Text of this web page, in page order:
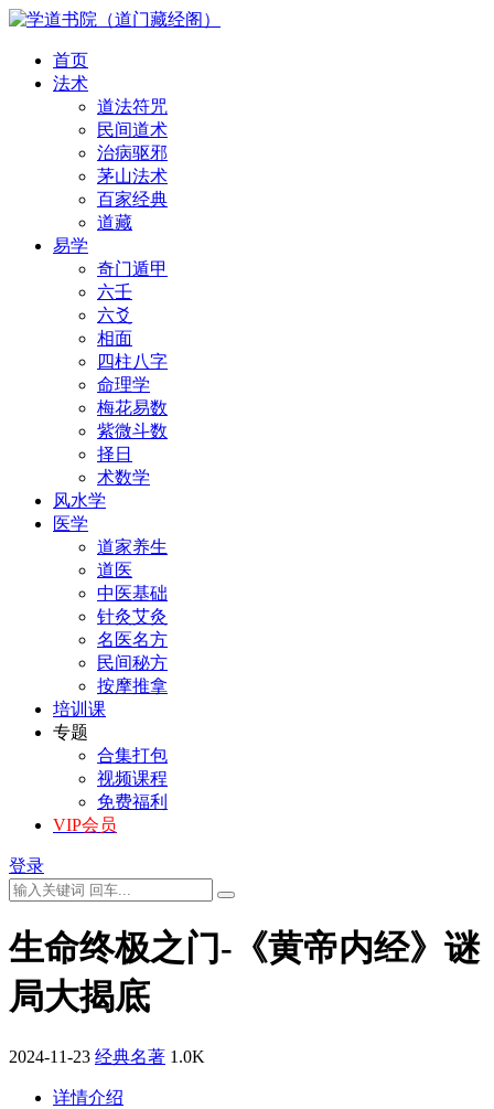
首页
法术
道法符咒
民间道术
治病驱邪
茅山法术
百家经典
道藏
易学
奇门遁甲
六壬
六爻
相面
四柱八字
命理学
梅花易数
紫微斗数
择日
术数学
风水学
医学
道家养生
道医
中医基础
针灸艾灸
名医名方
民间秘方
按摩推拿
培训课
专题
合集打包
视频课程
免费福利
VIP会员
登录
生命终极之门-《黄帝内经》谜
局大揭底
2024-11-23 经典名著 1.0K
详情介绍